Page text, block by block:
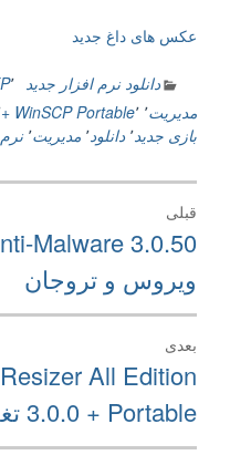
عکس های داغ جدید
دانلود نرم افزار جدید ٬
مدیریت٬ Portable٬ WinSCP +
بازی جدید٬ دانلود٬ مدیریت٬
راهبری
نوشته
قبلی
نوشته
قبلی:
ويروس و تروجان
بعدی
نوشته
بعدی:
All Edition
3.0.0 + Portable تغییر سایز پارتیشن